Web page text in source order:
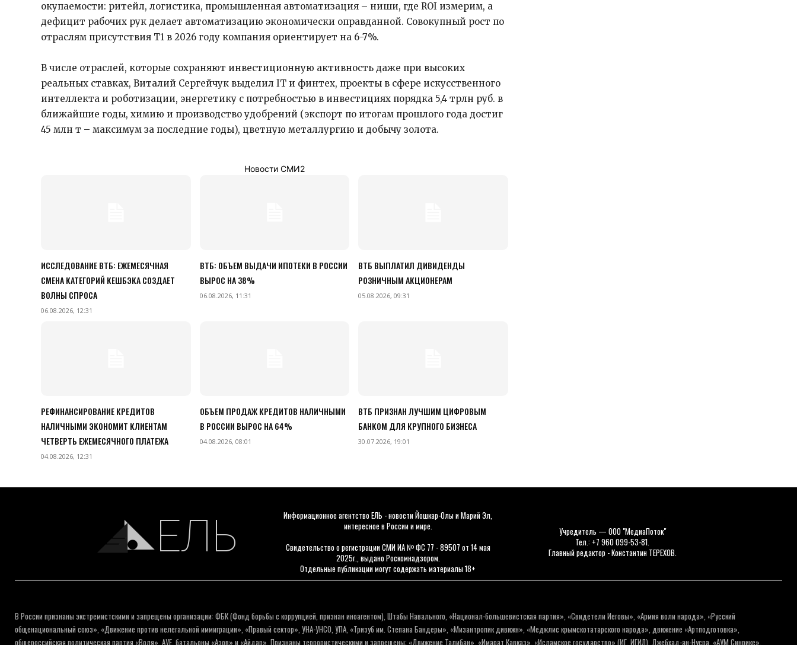
окупаемости: ритейл, логистика, промышленная автоматизация – ниши, где ROI измерим, а
дефицит рабочих рук делает автоматизацию экономически оправданной. Совокупный рост по
отраслям присутствия Т1 в 2026 году компания ориентирует на 6-7%.
В числе отраслей, которые сохраняют инвестиционную активность даже при высоких
реальных ставках, Виталий Сергейчук выделил IT и финтех, проекты в сфере искусственного
интеллекта и роботизации, энергетику с потребностью в инвестициях порядка 5,4 трлн руб. в
ближайшие годы, химию и производство удобрений (экспорт по итогам прошлого года достиг
45 млн т – максимум за последние годы), цветную металлургию и добычу золота.
Новости СМИ2
ИССЛЕДОВАНИЕ ВТБ: ЕЖЕМЕСЯЧНАЯ
СМЕНА КАТЕГОРИЙ КЕШБЭКА СОЗДАЕТ
ВОЛНЫ СПРОСА
06.08.2026, 12:31
ВТБ: ОБЪЕМ ВЫДАЧИ ИПОТЕКИ В РОССИИ
ВЫРОС НА 38%
06.08.2026, 11:31
ВТБ ВЫПЛАТИЛ ДИВИДЕНДЫ
РОЗНИЧНЫМ АКЦИОНЕРАМ
05.08.2026, 09:31
РЕФИНАНСИРОВАНИЕ КРЕДИТОВ
НАЛИЧНЫМИ ЭКОНОМИТ КЛИЕНТАМ
ЧЕТВЕРТЬ ЕЖЕМЕСЯЧНОГО ПЛАТЕЖА
04.08.2026, 12:31
ОБЪЕМ ПРОДАЖ КРЕДИТОВ НАЛИЧНЫМИ
В РОССИИ ВЫРОС НА 64%
04.08.2026, 08:01
ВТБ ПРИЗНАН ЛУЧШИМ ЦИФРОВЫМ
БАНКОМ ДЛЯ КРУПНОГО БИЗНЕСА
30.07.2026, 19:01
ЕЛЬ
Информационное агентство ЕЛЬ - новости Йошкар-Олы и Марий Эл,
интересное в России и мире.
Свидетельство о регистрации СМИ ИА № ФС 77 - 89507 от 14 мая
2025г., выдано Роскомнадзором.
Отдельные публикации могут содержать материалы 18+
Учредитель — ООО "МедиаПоток"
Тел.: +7 960 099-53-81.
Главный редактор - Константин ТЕРЕХОВ.
В России признаны экстремистскими и запрещены организации: ФБК (Фонд борьбы с коррупцией, признан иноагентом), Штабы Навального, «Национал-большевистская партия», «Свидетели Иеговы», «Армия воли народа», «Русский
общенациональный союз», «Движение против нелегальной иммиграции», «Правый сектор», УНА-УНСО, УПА, «Тризуб им. Степана Бандеры», «Мизантропик дивижн», «Меджлис крымскотатарского народа», движение «Артподготовка»,
общероссийская политическая партия «Воля», АУЕ, батальоны «Азов» и «Айдар». Признаны террористическими и запрещены: «Движение Талибан», «Имарат Кавказ», «Исламское государство» (ИГ, ИГИЛ), Джебхад-ан-Нусра, «АУМ Синрике»,